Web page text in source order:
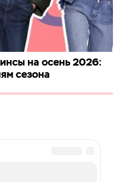
на осень 2026:
сезона